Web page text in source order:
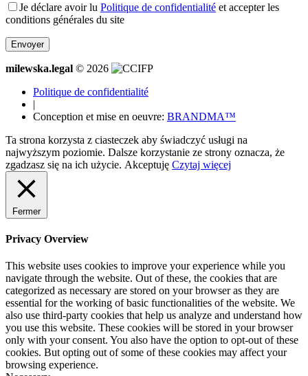
Je déclare avoir lu Politique de confidentialité et accepter les
conditions générales du site
milewska.legal © 2026
Politique de confidentialité
|
Conception et mise en oeuvre: BRANDMA™
Ta strona korzysta z ciasteczek aby świadczyć usługi na
najwyższym poziomie. Dalsze korzystanie ze strony oznacza, że
zgadzasz się na ich użycie. Akceptuję Czytaj więcej
Fermer
Privacy Overview
This website uses cookies to improve your experience while you
navigate through the website. Out of these, the cookies that are
categorized as necessary are stored on your browser as they are
essential for the working of basic functionalities of the website. We
also use third-party cookies that help us analyze and understand how
you use this website. These cookies will be stored in your browser
only with your consent. You also have the option to opt-out of these
cookies. But opting out of some of these cookies may affect your
browsing experience.